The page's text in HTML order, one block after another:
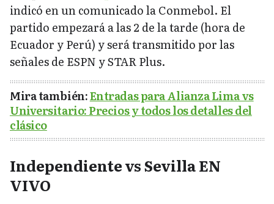
indicó en un comunicado la Conmebol. El
partido empezará a las 2 de la tarde (hora de
Ecuador y Perú) y será transmitido por las
señales de ESPN y STAR Plus.
Mira también:Entradas para Alianza Lima vs
Universitario: Precios y todos los detalles del
clásico
Independiente vs Sevilla EN
VIVO